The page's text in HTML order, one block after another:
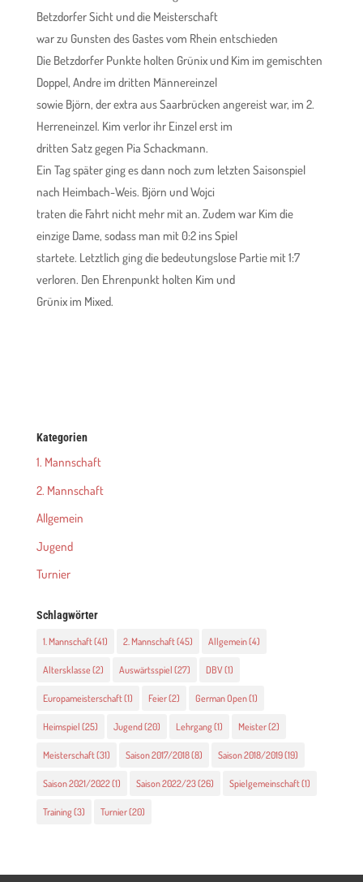
Betzdorfer Sicht und die Meisterschaft
war zu Gunsten des Gastes vom Rhein entschieden
Die Betzdorfer Punkte holten Grünix und Kim im gemischten
Doppel, Andre im dritten Männereinzel
sowie Björn, der extra aus Saarbrücken angereist war, im 2.
Herreneinzel. Kim verlor ihr Einzel erst im
dritten Satz gegen Pia Schackmann.
Ein Tag später ging es dann noch zum letzten Saisonspiel
nach Heimbach-Weis. Björn und Wojci
traten die Fahrt nicht mehr mit an. Zudem war Kim die
einzige Dame, sodass man mit 0:2 ins Spiel
startete. Letztlich ging die bedeutungslose Partie mit 1:7
verloren. Den Ehrenpunkt holten Kim und
Grünix im Mixed.
Kategorien
1. Mannschaft
2. Mannschaft
Allgemein
Jugend
Turnier
Schlagwörter
1. Mannschaft(41) 2. Mannschaft(45) Allgemein(4)
Altersklasse (2) Auswärtsspiel (27) DBV(1)
Europameisterschaft(1) Feier(2) German Open(1)
Heimspiel (25) Jugend(20) Lehrgang(1) Meister(2)
Meisterschaft(31) Saison 2017/2018(8) Saison 2018/2019(19)
Saison 2021/2022(1) Saison 2022/23(26) Spielgemeinschaft(1)
Training(3) Turnier(20)